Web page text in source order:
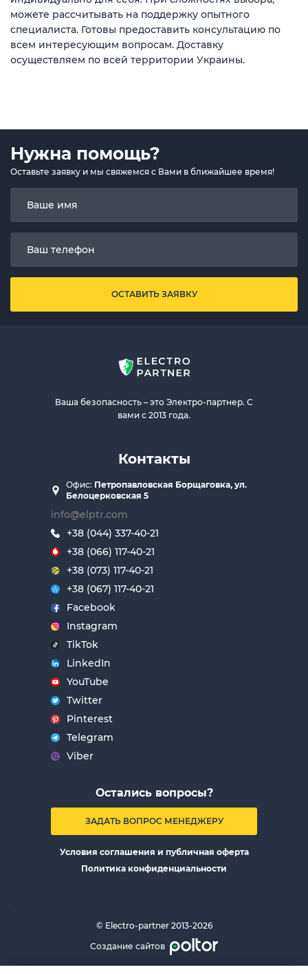
можете рассчитывать на поддержку опытного
специалиста. Готовы предоставить консультацию по
всем интересующим вопросам. Доставку
осуществляем по всей территории Украины.
Нужна помощь?
Оставьте заявку и мы свяжемся с Вами в ближайшее время!
ОСТАВИТЬ ЗАЯВКУ
Ваша безопасность – это Электро-партнер. С
вами с 2013 года.
Контакты
Офис: Петропавловская Борщаговка, ул.
Белоцерковская 5
info@elptr.com
+38 (044) 337-40-21
+38 (066) 117-40-21
+38 (073) 117-40-21
+38 (067) 117-40-21
Facebook
Instagram
TikTok
LinkedIn
YouTube
Twitter
Pinterest
Telegram
Viber
Остались вопросы?
ЗАДАТЬ ВОПРОС МЕНЕДЖЕРУ
Условия соглашения и публичная оферта
Политика конфиденциальности
© Electro-partner 2013-2026
Создание сайтов